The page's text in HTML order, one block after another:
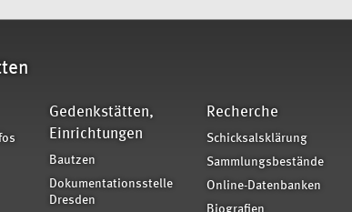
Gedenkstätten,
Einrichtungen
Bautzen
Dokumentationsstelle
Dresden
Recherche
Schicksalsklärung
Sammlungsbestände
Online-Datenbanken